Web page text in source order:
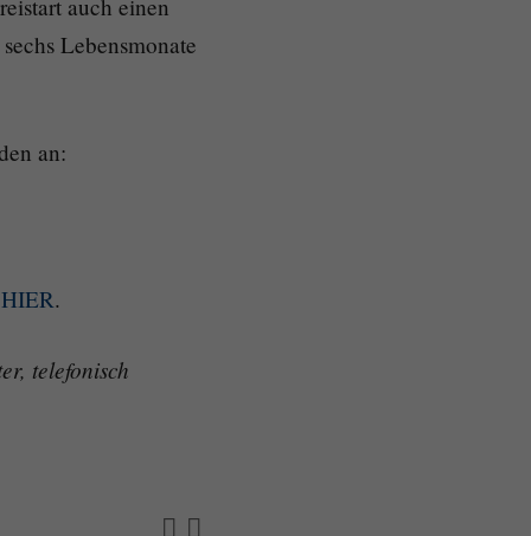
auch einen
Lebensmonate
an:
HIER.
telefonisch